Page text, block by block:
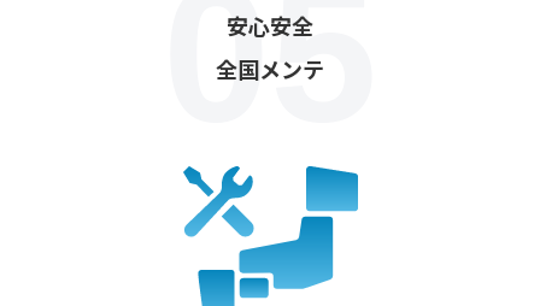
安心安全
全国メンテ